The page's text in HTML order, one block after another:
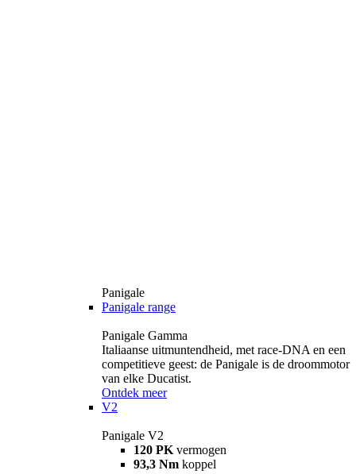
Panigale
Panigale range
Panigale Gamma
Italiaanse uitmuntendheid, met race-DNA en een
competitieve geest: de Panigale is de droommotor
van elke Ducatist.
Ontdek meer
V2
Panigale V2
120 PK vermogen
93,3 Nm koppel